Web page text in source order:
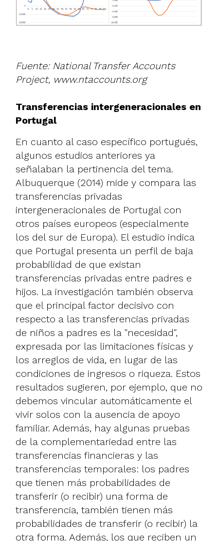
Fuente: National Transfer Accounts
Project, www.ntaccounts.org
Transferencias intergeneracionales en
Portugal
En cuanto al caso específico portugués,
algunos estudios anteriores ya
señalaban la pertinencia del tema.
Albuquerque (2014) mide y compara las
transferencias privadas
intergeneracionales de Portugal con
otros países europeos (especialmente
los del sur de Europa). El estudio indica
que Portugal presenta un perfil de baja
probabilidad de que existan
transferencias privadas entre padres e
hijos. La investigación también observa
que el principal factor decisivo con
respecto a las transferencias privadas
de niños a padres es la "necesidad",
expresada por las limitaciones físicas y
los arreglos de vida, en lugar de las
condiciones de ingresos o riqueza. Estos
resultados sugieren, por ejemplo, que no
debemos vincular automáticamente el
vivir solos con la ausencia de apoyo
familiar. Además, hay algunas pruebas
de la complementariedad entre las
transferencias financieras y las
transferencias temporales: los padres
que tienen más probabilidades de
transferir (o recibir) una forma de
transferencia, también tienen más
probabilidades de transferir (o recibir) la
otra forma. Además, los que reciben un